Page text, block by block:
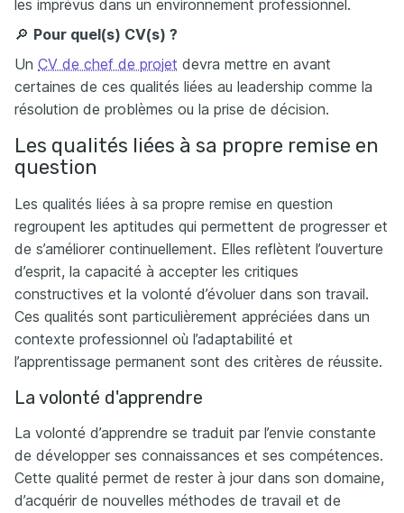
les imprévus dans un environnement professionnel.
🔎 Pour quel(s) CV(s) ?
Un CV de chef de projet devra mettre en avant
certaines de ces qualités liées au leadership comme la
résolution de problèmes ou la prise de décision.
Les qualités liées à sa propre remise en
question
Les qualités liées à sa propre remise en question
regroupent les aptitudes qui permettent de progresser et
de s’améliorer continuellement. Elles reflètent l’ouverture
d’esprit, la capacité à accepter les critiques
constructives et la volonté d’évoluer dans son travail.
Ces qualités sont particulièrement appréciées dans un
contexte professionnel où l’adaptabilité et
l’apprentissage permanent sont des critères de réussite.
La volonté d'apprendre
La volonté d’apprendre se traduit par l’envie constante
de développer ses connaissances et ses compétences.
Cette qualité permet de rester à jour dans son domaine,
d’acquérir de nouvelles méthodes de travail et de